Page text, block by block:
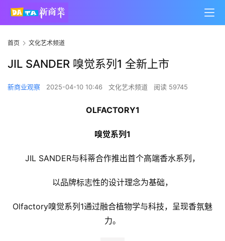
首页 文化艺术频道
JIL SANDER 嗅觉系列1 全新上市
新商业观察 2025-04-10 10:46 文化艺术频道 阅读 59745
OLFACTORY1
嗅觉系列1
JIL SANDER与科蒂合作推出首个高端香水系列，
以品牌标志性的设计理念为基础，
Olfactory嗅觉系列1通过融合植物学与科技，呈现香氛魅
力。